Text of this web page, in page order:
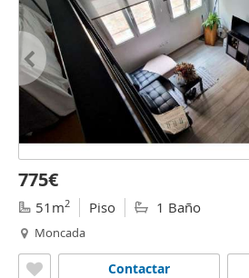
775€
51m2 Piso 1 Baño
Moncada
Contactar